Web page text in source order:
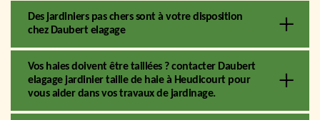
Des jardiniers pas chers sont à votre disposition
chez Daubert elagage
Vos haies doivent être taillées ? contacter Daubert
elagage jardinier taille de haie à Heudicourt pour
vous aider dans vos travaux de jardinage.